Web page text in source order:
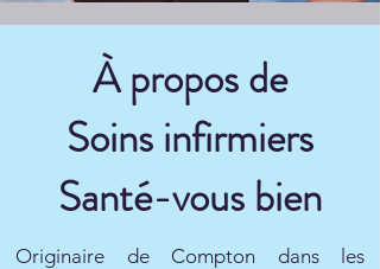
À propos de
Soins infirmiers
Santé-vous bien
Originaire de Compton dans les